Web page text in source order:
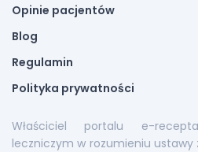
Opinie pacjentów
Blog
Regulamin
Polityka prywatności
Właściciel portalu e-
leczniczym w rozumieniu ustawy